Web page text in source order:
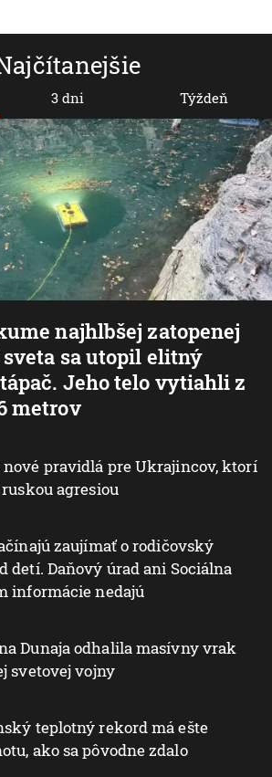
najhlbšej zatopenej
sa utopil elitný
Jeho telo vytiahli z
metrov
nové pravidlá pre Ukrajincov, ktorí
agresiou
zaujímať o rodičovský
detí. Daňový úrad ani Sociálna
informácie nedajú
Dunaja odhalila masívny vrak
svetovej vojny
teplotný rekord má ešte
ako sa pôvodne zdalo
3 dni Týždeň